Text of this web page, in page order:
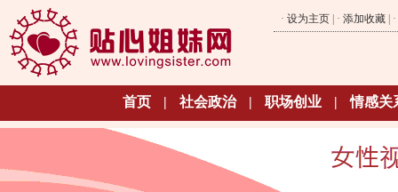
· 设为主页 | · 添加收藏 | ·
首页 | 社会政治 | 职场创业 | 情感关